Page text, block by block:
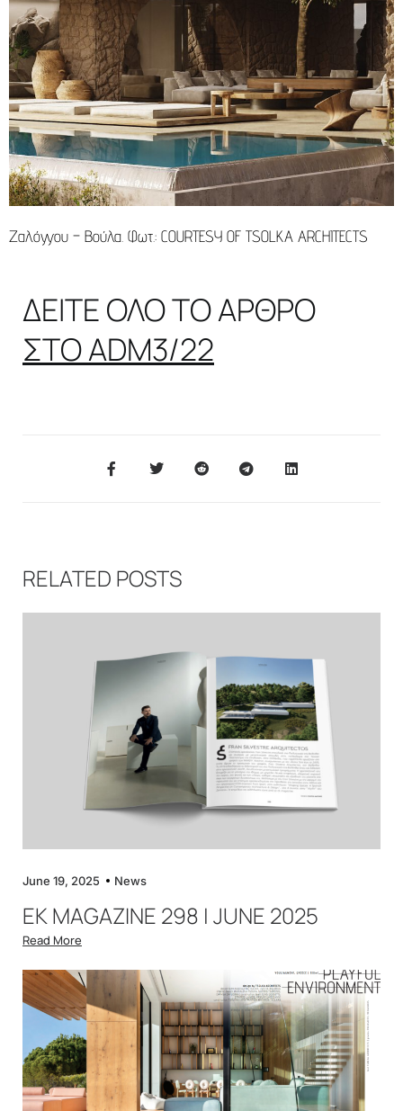
Ζαλόγγου – Βούλα. Φωτ.: COURTESY OF TSOLKA ARCHITECTS
ΔΕΙΤΕ ΟΛΟ ΤΟ ΑΡΘΡΟ
ΣΤΟ ADM3/22
RELATED POSTS
June 19, 2025 News
EK MAGAZINE 298 | JUNE 2025
Read More